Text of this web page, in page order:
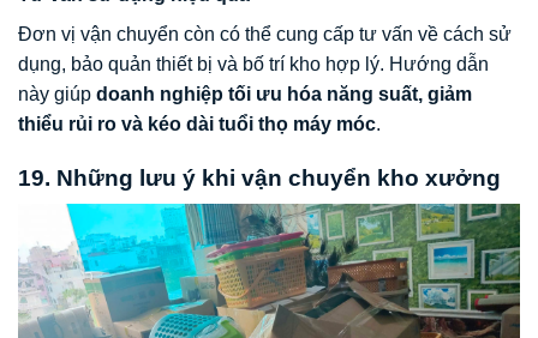
Đơn vị vận chuyển còn có thể cung cấp tư vấn về cách sử
dụng, bảo quản thiết bị và bố trí kho hợp lý. Hướng dẫn
này giúp doanh nghiệp tối ưu hóa năng suất, giảm
thiểu rủi ro và kéo dài tuổi thọ máy móc.
19. Những lưu ý khi vận chuyển kho xưởng